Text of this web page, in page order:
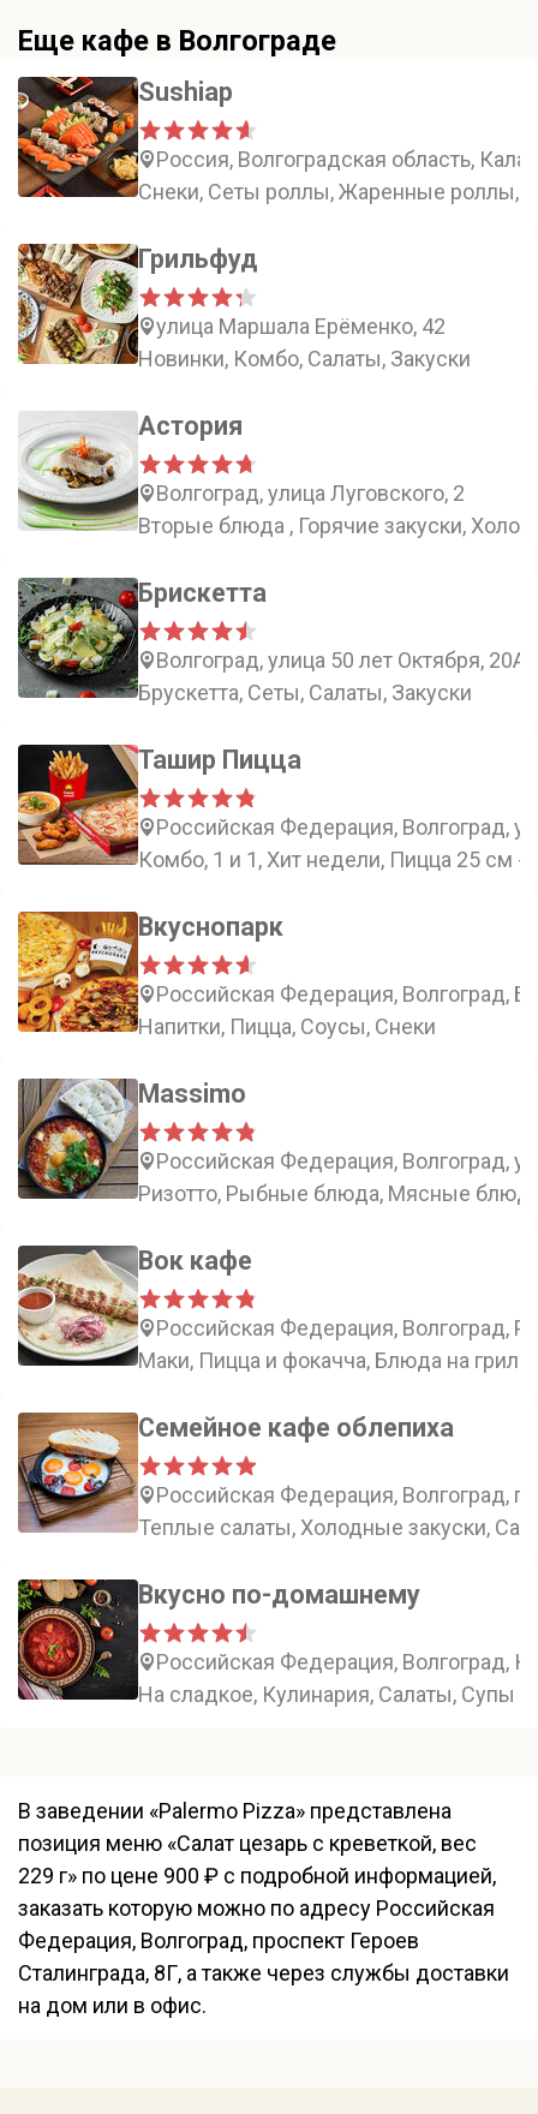
Еще кафе в Волгограде
Sushiap
Россия, Волгоградская область,
Снеки, Сеты роллы, Жаренные роллы,
Грильфуд
улица Маршала Ерёменко, 42
Новинки, Комбо, Салаты, Закуски
Астория
Волгоград, улица Луговского, 2
Вторые блюда , Горячие закуски,
Брискетта
Волгоград, улица 50 лет Октября, 20А
Брускетта, Сеты, Салаты, Закуски
Ташир Пицца
Российская Федерация, Волгоград,
Комбо, 1 и 1, Хит недели, Пицца 25 см -
Вкуснопарк
Российская Федерация, Волгоград,
Напитки, Пицца, Соусы, Снеки
Massimo
Российская Федерация, Волгоград,
Ризотто, Рыбные блюда, Мясные
Вок кафе
Российская Федерация, Волгоград,
Маки, Пицца и фокачча, Блюда на гриле,
Семейное кафе облепиха
Российская Федерация, Волгоград,
Теплые салаты, Холодные закуски,
Вкусно по-домашнему
Российская Федерация, Волгоград,
На сладкое, Кулинария, Салаты, Супы
В заведении «Palermo Pizza» представлена
позиция меню «Салат цезарь с креветкой, вес
229 г» по цене 900 ₽ с подробной информацией,
заказать которую можно по адресу Российская
Федерация, Волгоград, проспект Героев
Сталинграда, 8Г, а также через службы доставки
на дом или в офис.